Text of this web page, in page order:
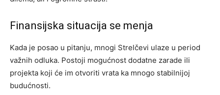
Finansijska situacija se menja
Kada je posao u pitanju, mnogi Strelčevi ulaze u period
važnih odluka. Postoji mogućnost dodatne zarade ili
projekta koji će im otvoriti vrata ka mnogo stabilnijoj
budućnosti.